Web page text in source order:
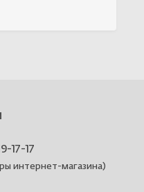
17-17
интернет-магазина)